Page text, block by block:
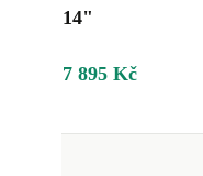
14"
7 895 Kč